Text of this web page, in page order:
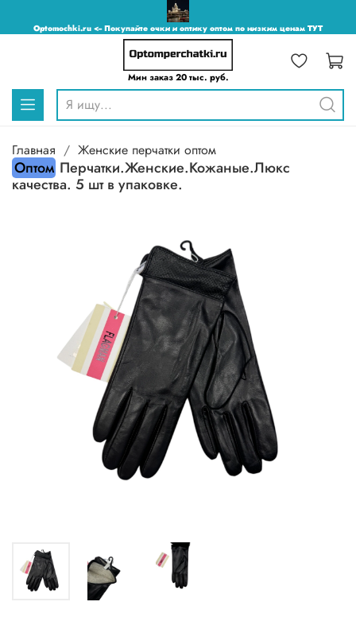
Optomochki.ru <-- Покупайте очки и оптику оптом по низким ценам ТУТ
Мин заказ 20 тыс. руб.
Главная Женские перчатки оптом
Оптом Перчатки.Женские.Кожаные.Люкс
качества. 5 шт в упаковке.